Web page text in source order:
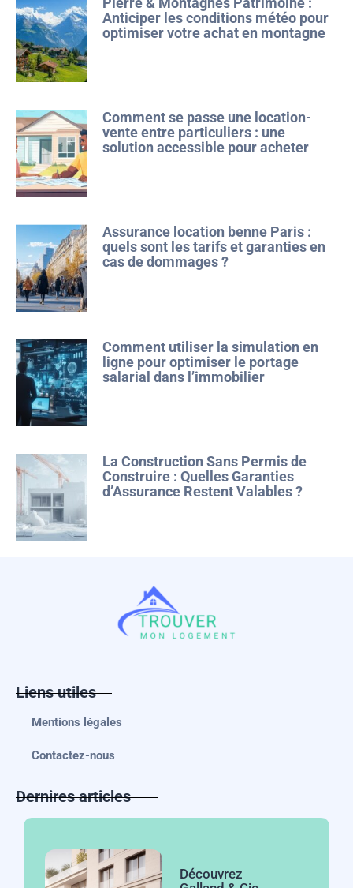
Anticiper les conditions météo pour
optimiser votre achat en montagne
Comment se passe une location-
vente entre particuliers : une
solution accessible pour acheter
Assurance location benne Paris :
quels sont les tarifs et garanties en
cas de dommages ?
Comment utiliser la simulation en
ligne pour optimiser le portage
salarial dans l’immobilier
La Construction Sans Permis de
Construire : Quelles Garanties
d’Assurance Restent Valables ?
Liens utiles
Mentions légales
Contactez-nous
Dernires articles
Découvrez